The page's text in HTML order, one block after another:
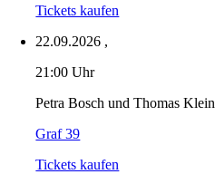
Tickets kaufen
22.09.2026 ,
21:00 Uhr
Petra Bosch und Thomas Klein
Graf 39
Tickets kaufen